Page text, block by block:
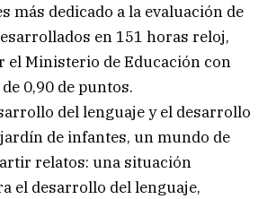
más dedicado a la evaluación de
en 151 horas reloj,
el Ministerio de Educación con
0,90 de puntos.
del lenguaje y el desarrollo
de infantes, un mundo de
relatos: una situación
el desarrollo del lenguaje,